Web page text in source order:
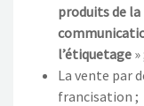
produits de
l’étiquetage »
La vente par
francisation ;